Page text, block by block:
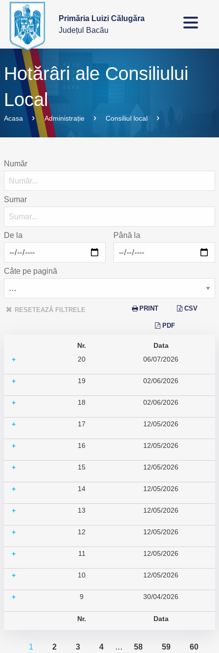
Primăria Luizi Călugăra
Județul Bacău
Hotărâri ale Consiliului
Local
Acasa Administrație Consiliul local
Număr
Sumar
De la Până la
Câte pe pagină
RESETEAZĂ FILTRELE PRINT CSV
PDF
Nr.
Data
+
20 06/07/2026
+ 19 02/06/2026
+ 18 02/06/2026
+ 17 12/05/2026
+ 16 12/05/2026
+ 15 12/05/2026
+ 14 12/05/2026
+ 13 12/05/2026
+ 12 12/05/2026
+ 11 12/05/2026
+ 10 12/05/2026
+ 9 30/04/2026
Nr. Data
1 2 3 4 … 58 59 60